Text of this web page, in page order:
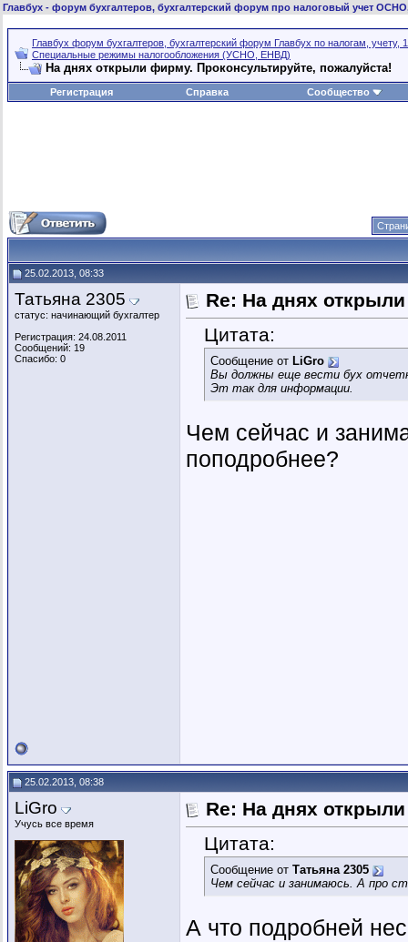
Главбух - форум бухгалтеров, бухгалтерский форум про налоговый учет
Главбух форум бухгалтеров, бухгалтерский форум Главбух по налогам, учету,
Специальные режимы налогообложения (УСНО, ЕНВД)
На днях открыли фирму. Проконсультируйте, пожалуйста!
Регистрация Справка Сообщество
25.02.2013, 08:33
Татьяна 2305
статус: начинающий бухгалтер
Регистрация: 24.08.2011
Сообщений: 19
Спасибо: 0
Re: На днях
Цитата:
Сообщение от LiGro
Вы должны еще вести бух
Эт так для информации.
Чем сейчас и
поподробнее?
25.02.2013, 08:38
LiGro
Учусь все время
Re: На днях
Цитата:
Сообщение от Татьяна 2305
Чем сейчас и занимаюсь. А про
А что подробней